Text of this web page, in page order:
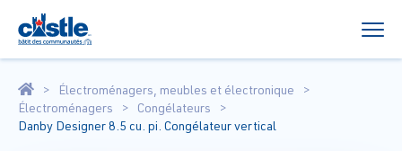
Électroménagers, meubles et électronique
Électroménagers
Congélateurs
Danby Designer 8.5 cu. pi. Congélateur vertical